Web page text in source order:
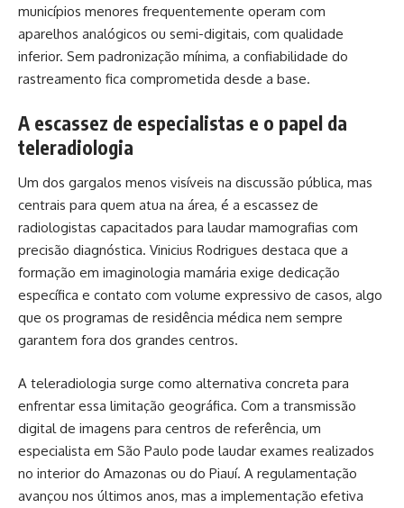
municípios menores frequentemente operam com
aparelhos analógicos ou semi-digitais, com qualidade
inferior. Sem padronização mínima, a confiabilidade do
rastreamento fica comprometida desde a base.
A escassez de especialistas e o papel da
teleradiologia
Um dos gargalos menos visíveis na discussão pública, mas
centrais para quem atua na área, é a escassez de
radiologistas capacitados para laudar mamografias com
precisão diagnóstica. Vinicius Rodrigues destaca que a
formação em imaginologia mamária exige dedicação
específica e contato com volume expressivo de casos, algo
que os programas de residência médica nem sempre
garantem fora dos grandes centros.
A teleradiologia surge como alternativa concreta para
enfrentar essa limitação geográfica. Com a transmissão
digital de imagens para centros de referência, um
especialista em São Paulo pode laudar exames realizados
no interior do Amazonas ou do Piauí. A regulamentação
avançou nos últimos anos, mas a implementação efetiva